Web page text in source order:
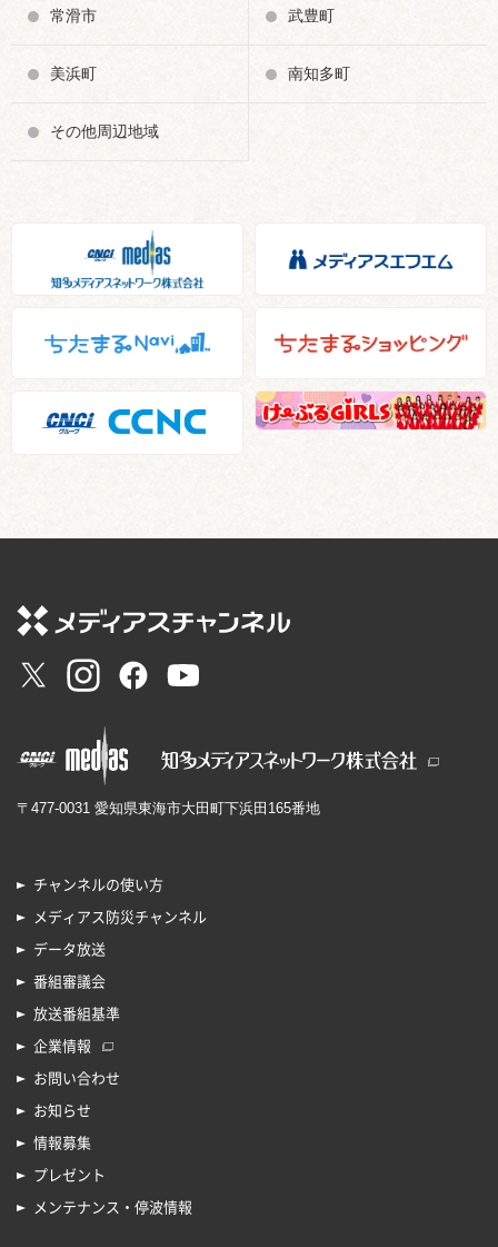
常滑市 武豊町
美浜町 南知多町
その他周辺地域
〒477-0031 愛知県東海市大田町下浜田165番地
チャンネルの使い方
メディアス防災チャンネル
データ放送
番組審議会
放送番組基準
企業情報
お問い合わせ
お知らせ
情報募集
プレゼント
メンテナンス・停波情報